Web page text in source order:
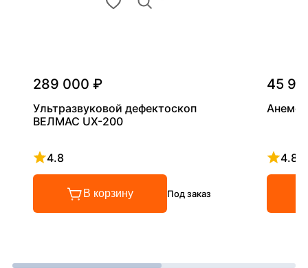
289 000 ₽
Ультразвуковой дефектоскоп
ВЕЛМАС UX-200
4.8
Рейтинг 4.8 из 5
В корзину Под заказ
45
4.8